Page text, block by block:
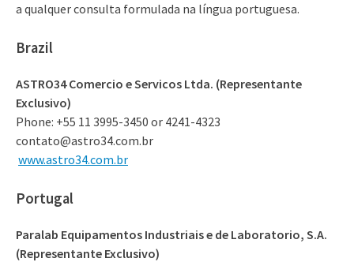
a qualquer consulta formulada na língua portuguesa.
Brazil
ASTRO34 Comercio e Servicos Ltda. (Representante
Exclusivo)
Phone: +55 11 3995-3450 or 4241-4323
contato@astro34.com.br
www.astro34.com.br
Portugal
Paralab Equipamentos Industriais e de Laboratorio, S.A.
(Representante Exclusivo)